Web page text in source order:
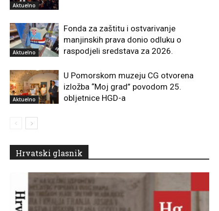
Aktuelno
Aktuelno
Fonda za zaštitu i ostvarivanje
manjinskih prava donio odluku o
raspodjeli sredstava za 2026.
Aktuelno
U Pomorskom muzeju CG otvorena
izložba “Moj grad” povodom 25.
obljetnice HGD-a
Hrvatski glasnik